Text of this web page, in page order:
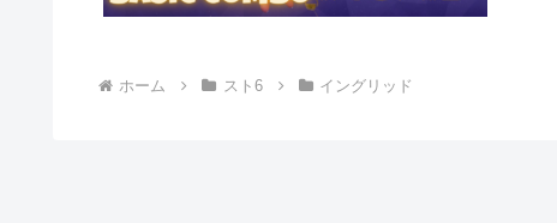
ホーム スト6 イングリッド